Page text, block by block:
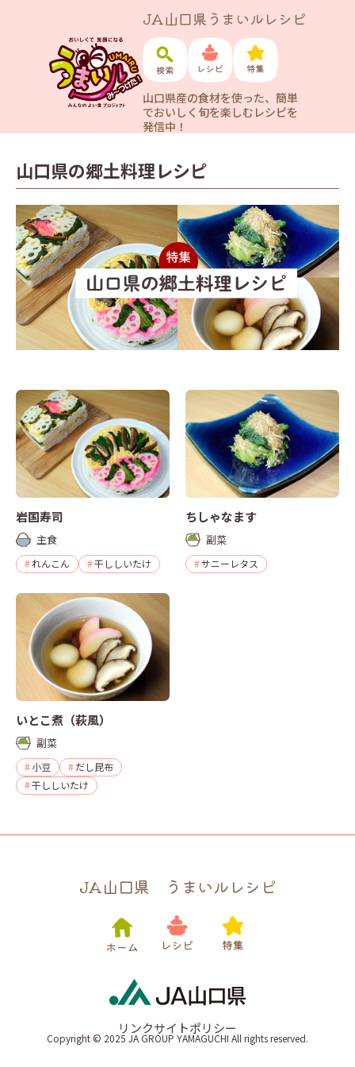
JA山口県うまいルレシピ
山口県産の食材を使った、簡単
でおいしく旬を楽しむレシピを
発信中！
山口県の郷土料理レシピ
岩国寿司
主食
れんこん 干ししいたけ
ちしゃなます
副菜
サニーレタス
いとこ煮（萩風）
副菜
小豆
だし昆布
干ししいたけ
JA山口県 うまいルレシピ
リンクサイトポリシー
Copyright © 2025 JA GROUP YAMAGUCHI All rights reserved.